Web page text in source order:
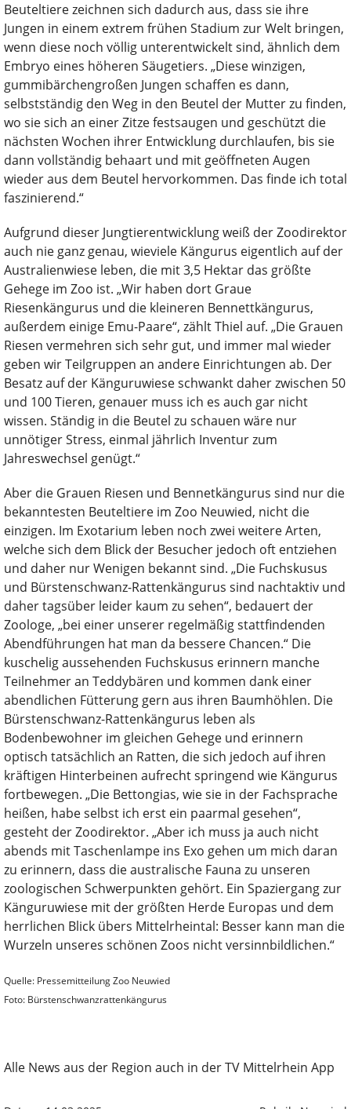
Beuteltiere zeichnen sich dadurch aus, dass sie ihre
Jungen in einem extrem frühen Stadium zur Welt bringen,
wenn diese noch völlig unterentwickelt sind, ähnlich dem
Embryo eines höheren Säugetiers. „Diese winzigen,
gummibärchengroßen Jungen schaffen es dann,
selbstständig den Weg in den Beutel der Mutter zu finden,
wo sie sich an einer Zitze festsaugen und geschützt die
nächsten Wochen ihrer Entwicklung durchlaufen, bis sie
dann vollständig behaart und mit geöffneten Augen
wieder aus dem Beutel hervorkommen. Das finde ich total
faszinierend.“
Aufgrund dieser Jungtierentwicklung weiß der Zoodirektor
auch nie ganz genau, wieviele Kängurus eigentlich auf der
Australienwiese leben, die mit 3,5 Hektar das größte
Gehege im Zoo ist. „Wir haben dort Graue
Riesenkängurus und die kleineren Bennettkängurus,
außerdem einige Emu-Paare“, zählt Thiel auf. „Die Grauen
Riesen vermehren sich sehr gut, und immer mal wieder
geben wir Teilgruppen an andere Einrichtungen ab. Der
Besatz auf der Känguruwiese schwankt daher zwischen 50
und 100 Tieren, genauer muss ich es auch gar nicht
wissen. Ständig in die Beutel zu schauen wäre nur
unnötiger Stress, einmal jährlich Inventur zum
Jahreswechsel genügt.“
Aber die Grauen Riesen und Bennetkängurus sind nur die
bekanntesten Beuteltiere im Zoo Neuwied, nicht die
einzigen. Im Exotarium leben noch zwei weitere Arten,
welche sich dem Blick der Besucher jedoch oft entziehen
und daher nur Wenigen bekannt sind. „Die Fuchskusus
und Bürstenschwanz-Rattenkängurus sind nachtaktiv und
daher tagsüber leider kaum zu sehen“, bedauert der
Zoologe, „bei einer unserer regelmäßig stattfindenden
Abendführungen hat man da bessere Chancen.“ Die
kuschelig aussehenden Fuchskusus erinnern manche
Teilnehmer an Teddybären und kommen dank einer
abendlichen Fütterung gern aus ihren Baumhöhlen. Die
Bürstenschwanz-Rattenkängurus leben als
Bodenbewohner im gleichen Gehege und erinnern
optisch tatsächlich an Ratten, die sich jedoch auf ihren
kräftigen Hinterbeinen aufrecht springend wie Kängurus
fortbewegen. „Die Bettongias, wie sie in der Fachsprache
heißen, habe selbst ich erst ein paarmal gesehen“,
gesteht der Zoodirektor. „Aber ich muss ja auch nicht
abends mit Taschenlampe ins Exo gehen um mich daran
zu erinnern, dass die australische Fauna zu unseren
zoologischen Schwerpunkten gehört. Ein Spaziergang zur
Känguruwiese mit der größten Herde Europas und dem
herrlichen Blick übers Mittelrheintal: Besser kann man die
Wurzeln unseres schönen Zoos nicht versinnbildlichen.“
Quelle: Pressemitteilung Zoo Neuwied
Foto: Bürstenschwanzrattenkängurus
Alle News aus der Region auch in der TV Mittelrhein App